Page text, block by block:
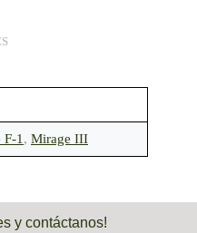
F-1, Mirage III
y contáctanos!